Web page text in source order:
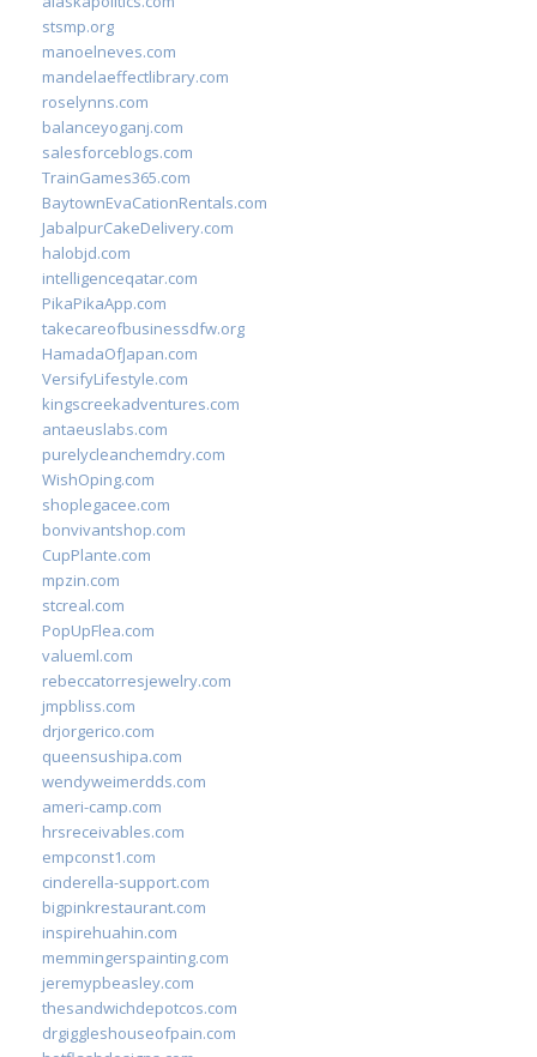
stsmp.org
manoelneves.com
mandelaeffectlibrary.com
roselynns.com
balanceyoganj.com
salesforceblogs.com
TrainGames365.com
BaytownEvaCationRentals.com
JabalpurCakeDelivery.com
halobjd.com
intelligenceqatar.com
PikaPikaApp.com
takecareofbusinessdfw.org
HamadaOfJapan.com
VersifyLifestyle.com
kingscreekadventures.com
antaeuslabs.com
purelycleanchemdry.com
WishOping.com
shoplegacee.com
bonvivantshop.com
CupPlante.com
mpzin.com
stcreal.com
PopUpFlea.com
valueml.com
rebeccatorresjewelry.com
jmpbliss.com
drjorgerico.com
queensushipa.com
wendyweimerdds.com
ameri-camp.com
hrsreceivables.com
empconst1.com
cinderella-support.com
bigpinkrestaurant.com
inspirehuahin.com
memmingerspainting.com
jeremypbeasley.com
thesandwichdepotcos.com
drgiggleshouseofpain.com